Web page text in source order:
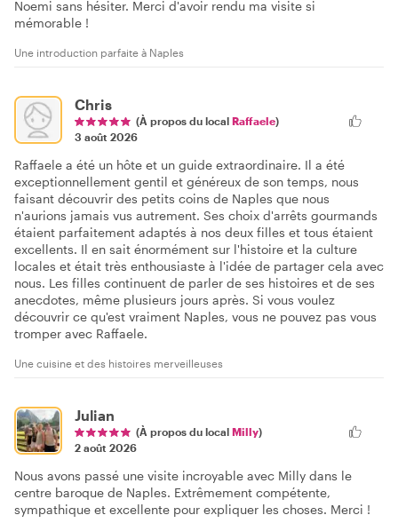
Noemi sans hésiter. Merci d'avoir rendu ma visite si
mémorable !
Une introduction parfaite à Naples
Chris
(À propos du local Raffaele)
3 août 2026
Raffaele a été un hôte et un guide extraordinaire. Il a été
exceptionnellement gentil et généreux de son temps, nous
faisant découvrir des petits coins de Naples que nous
n'aurions jamais vus autrement. Ses choix d'arrêts gourmands
étaient parfaitement adaptés à nos deux filles et tous étaient
excellents. Il en sait énormément sur l'histoire et la culture
locales et était très enthousiaste à l'idée de partager cela avec
nous. Les filles continuent de parler de ses histoires et de ses
anecdotes, même plusieurs jours après. Si vous voulez
découvrir ce qu'est vraiment Naples, vous ne pouvez pas vous
tromper avec Raffaele.
Une cuisine et des histoires merveilleuses
Julian
(À propos du local Milly)
2 août 2026
Nous avons passé une visite incroyable avec Milly dans le
centre baroque de Naples. Extrêmement compétente,
sympathique et excellente pour expliquer les choses. Merci !